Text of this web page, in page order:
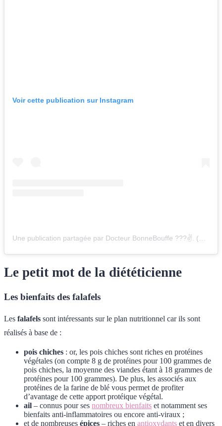
Voir cette publication sur Instagram
Le petit mot de la diététicienne
Les bienfaits des falafels
Les falafels sont intéressants sur le plan nutritionnel car ils sont
réalisés à base de :
pois chiches : or, les pois chiches sont riches en protéines
végétales (on compte 8 g de protéines pour 100 grammes de
pois chiches, la moyenne des viandes étant à 18 grammes de
protéines pour 100 grammes). De plus, les associés aux
protéines de la farine de blé vous permet de profiter
d’avantage de cette apport protéique végétal.
ail – connus pour ses nombreux bienfaits et notamment ses
bienfaits anti-inflammatoires ou encore anti-viraux ;
et de nombreuses épices – riches en antioxydants et en divers